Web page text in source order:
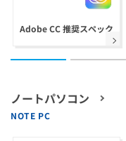
Adobe CC 推奨スペック
ノートパソコン
NOTE PC